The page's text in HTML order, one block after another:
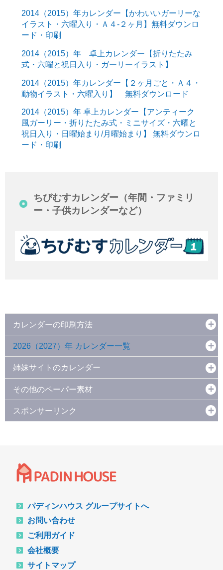
2014（2015）年カレンダー【かわいいガーリーな
イラスト・六曜入り・Ａ４-２ヶ月】無料ダウンロ
ード・印刷
2014（2015）年 卓上カレンダー【折りたたみ
式・六曜と祝日入り・ガーリーイラスト】
2014（2015）年カレンダー【２ヶ月ごと・Ａ４・
動物イラスト・六曜入り】 無料ダウンロード
2014（2015）年 卓上カレンダー【アンティーク
風ガーリー・折りたたみ式・ミニサイズ・六曜と
祝日入り・日曜始まり/月曜始まり】 無料ダウンロ
ード・印刷
ちびむすカレンダー（年間・ファミリ
ー・子供カレンダーなど）
カレンダーの印刷方法
2026（2027）年 カレンダー一覧
姉妹サイトのカレンダー
その他のペーパー素材
スポンサーリンク
パディンハウス グループサイトへ
お問い合わせ
ご利用ガイド
会社概要
サイトマップ